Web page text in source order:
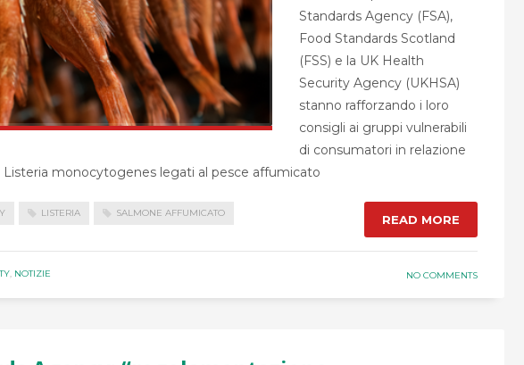
Standards Agency (FSA),
Food Standards Scotland
(FSS) e la UK Health
Security Agency (UKHSA)
stanno rafforzando i loro
consigli ai gruppi vulnerabili
di consumatori in relazione
Listeria monocytogenes legati al pesce affumicato
LISTERIA SALMONE AFFUMICATO READ MORE
, NOTIZIE NO COMMENTS